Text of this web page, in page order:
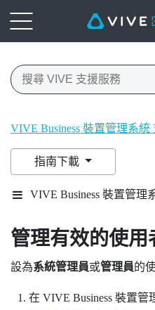
VIVE Business 裝置管理系統
指南下載
VIVE Business 裝置管理
管理有效的使用
設為系統管理員或管理員的
在 VIVE Business 裝置管